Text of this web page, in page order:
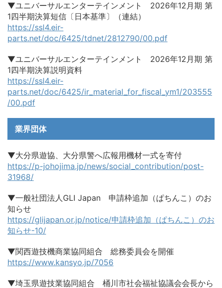
▼ユニバーサルエンターテインメント 2026年12月期 第
1四半期決算短信〔日本基準〕（連結）
https://ssl4.eir-
parts.net/doc/6425/tdnet/2812790/00.pdf
▼ユニバーサルエンターテインメント 2026年12月期 第
1四半期決算説明資料
https://ssl4.eir-
parts.net/doc/6425/ir_material_for_fiscal_ym1/203555
/00.pdf
業界団体
▼大分県遊協、大分県警へ広報用機材一式を寄付
https://p-johojima.jp/news/social_contribution/post-
31968/
▼一般社団法人GLI Japan 申請枠追加（ぱちんこ）のお
知らせ
https://glijapan.or.jp/notice/申請枠追加（ぱちんこ）のお
知らせ-10/
▼関西遊技機商業協同組合 総務委員会を開催
https://www.kansyo.jp/7056
▼埼玉県遊技業協同組合 桶川市社会福祉協議会会長から